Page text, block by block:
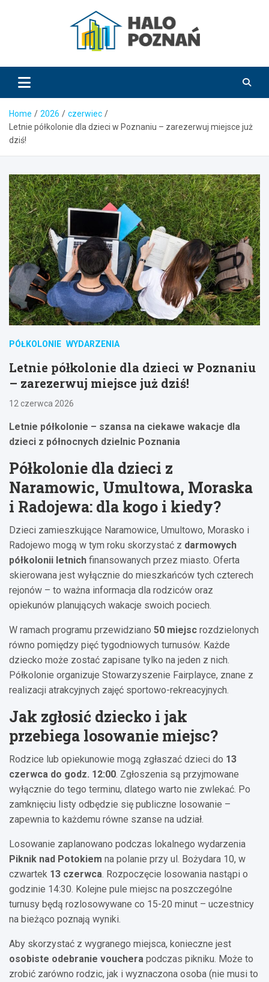
HaloPoznań.pl
Home 2026
czerwiec
Letnie półkolonie dla dzieci w Poznaniu – zarezerwuj miejsce już
dziś!
PÓŁKOLONIE WYDARZENIA
Letnie półkolonie dla dzieci w Poznaniu
– zarezerwuj miejsce już dziś!
12 czerwca 2026
Letnie półkolonie – szansa na ciekawe wakacje dla
dzieci z północnych dzielnic Poznania
Półkolonie dla dzieci z
Naramowic, Umultowa, Moraska
i Radojewa: dla kogo i kiedy?
Dzieci zamieszkujące Naramowice, Umultowo, Morasko i
Radojewo mogą w tym roku skorzystać z darmowych
półkolonii letnich finansowanych przez miasto. Oferta
skierowana jest wyłącznie do mieszkańców tych czterech
rejonów – to ważna informacja dla rodziców oraz
opiekunów planujących wakacje swoich pociech.
W ramach programu przewidziano 50 miejsc rozdzielonych
równo pomiędzy pięć tygodniowych turnusów. Każde
dziecko może zostać zapisane tylko na jeden z nich.
Półkolonie organizuje Stowarzyszenie Fairplayce, znane z
realizacji atrakcyjnych zajęć sportowo-rekreacyjnych.
Jak zgłosić dziecko i jak
przebiega losowanie miejsc?
Rodzice lub opiekunowie mogą zgłaszać dzieci do 13
czerwca do godz. 12:00. Zgłoszenia są przyjmowane
wyłącznie do tego terminu, dlatego warto nie zwlekać. Po
zamknięciu listy odbędzie się publiczne losowanie –
zapewnia to każdemu równe szanse na udział.
Losowanie zaplanowano podczas lokalnego wydarzenia
Piknik nad Potokiem na polanie przy ul. Bożydara 10, w
czwartek 13 czerwca. Rozpoczęcie losowania nastąpi o
godzinie 14:30. Kolejne pule miejsc na poszczególne
turnusy będą rozlosowywane co 15-20 minut – uczestnicy
na bieżąco poznają wyniki.
Aby skorzystać z wygranego miejsca, konieczne jest
osobiste odebranie vouchera podczas pikniku. Może to
zrobić zarówno rodzic, jak i wyznaczona osoba (nie musi to